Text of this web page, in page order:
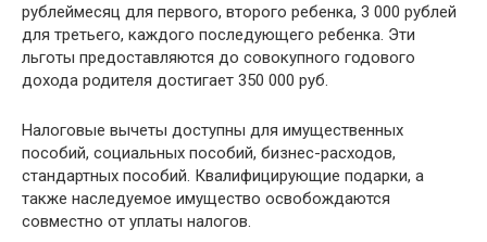
рублеймесяц для первого, второго ребенка, 3 000 рублей
для третьего, каждого последующего ребенка. Эти
льготы предоставляются до совокупного годового
дохода родителя достигает 350 000 руб.
Налоговые вычеты доступны для имущественных
пособий, социальных пособий, бизнес-расходов,
стандартных пособий. Квалифицирующие подарки, а
также наследуемое имущество освобождаются
совместно от уплаты налогов.